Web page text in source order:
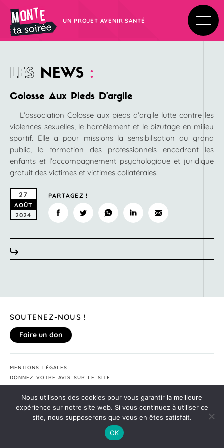
UN PROJET AVENIR SANTÉ
LES NEWS :
Colosse Aux Pieds D’argile
L’association Colosse aux pieds d’argile lutte contre les
violences sexuelles, le harcèlement et le bizutage en milieu
sportif. Elle a pour missions la sensibilisation du grand
public, la formation des professionnels encadrant les
enfants et l’accompagnement psychologique et juridique
gratuit des victimes et victimes collatérales.
27
AOÛT
2024
PARTAGEZ !
SOUTENEZ-NOUS !
Faire un don
MENTIONS LÉGALES
DONNEZ VOTRE AVIS SUR LE SITE
Nous utilisons des cookies pour vous garantir la meilleure
expérience sur notre site web. Si vous continuez à utiliser ce
site, nous supposerons que vous en êtes satisfait.
OK